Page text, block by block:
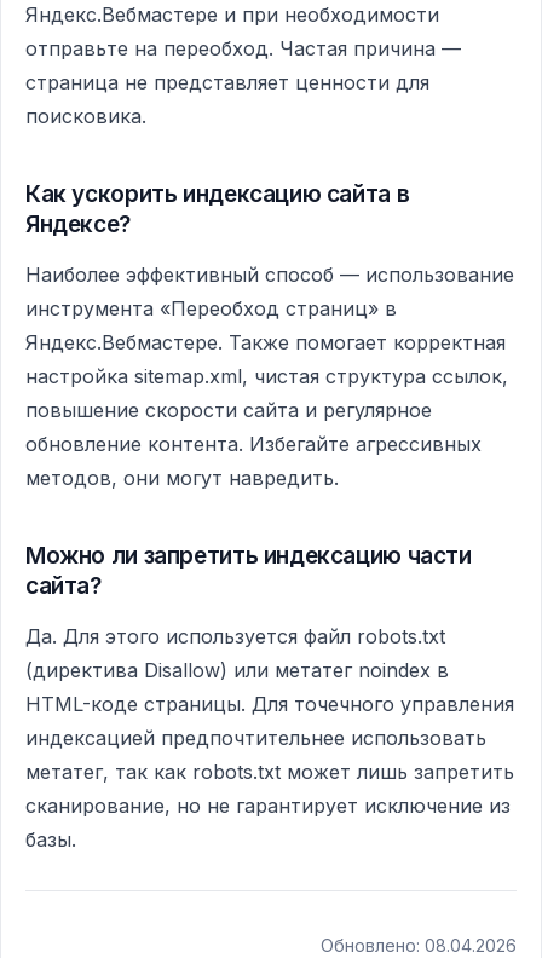
Яндекс.Вебмастере и при необходимости
отправьте на переобход. Частая причина —
страница не представляет ценности для
поисковика.
Как ускорить индексацию сайта в
Яндексе?
Наиболее эффективный способ — использование
инструмента «Переобход страниц» в
Яндекс.Вебмастере. Также помогает корректная
настройка sitemap.xml, чистая структура ссылок,
повышение скорости сайта и регулярное
обновление контента. Избегайте агрессивных
методов, они могут навредить.
Можно ли запретить индексацию части
сайта?
Да. Для этого используется файл robots.txt
(директива Disallow) или метатег noindex в
HTML-коде страницы. Для точечного управления
индексацией предпочтительнее использовать
метатег, так как robots.txt может лишь запретить
сканирование, но не гарантирует исключение из
базы.
Обновлено: 08.04.2026